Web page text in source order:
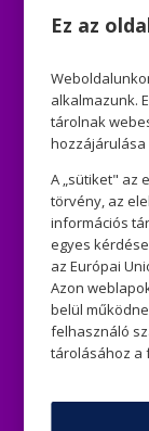
Ez az
alkalmazunk.
tárolnak
hozzájárulása
A „sütiket" az
törvény, az
információs
egyes
az Európai
Azon
belül
felhasználó
tárolásához a